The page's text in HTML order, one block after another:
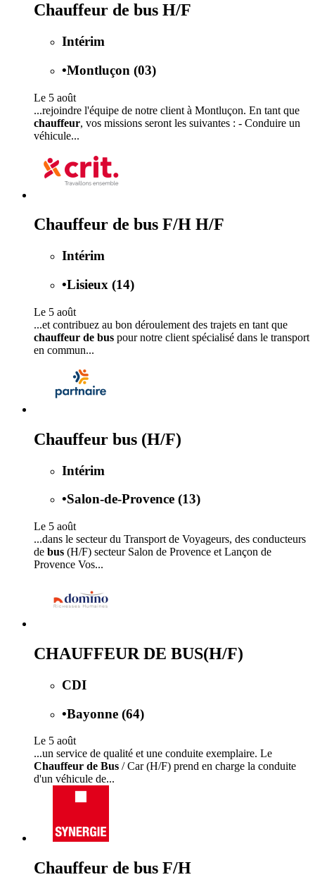
Chauffeur de bus H/F
Intérim
•Montluçon (03)
Le 5 août
...rejoindre l'équipe de notre client à Montluçon. En tant que
chauffeur, vos missions seront les suivantes : - Conduire un
véhicule...
Chauffeur de bus F/H H/F
Intérim
•Lisieux (14)
Le 5 août
...et contribuez au bon déroulement des trajets en tant que
chauffeur de bus pour notre client spécialisé dans le transport
en commun...
Chauffeur bus (H/F)
Intérim
•Salon-de-Provence (13)
Le 5 août
...dans le secteur du Transport de Voyageurs, des conducteurs
de bus (H/F) secteur Salon de Provence et Lançon de
Provence Vos...
CHAUFFEUR DE BUS(H/F)
CDI
•Bayonne (64)
Le 5 août
...un service de qualité et une conduite exemplaire. Le
Chauffeur de Bus / Car (H/F) prend en charge la conduite
d'un véhicule de...
Chauffeur de bus F/H